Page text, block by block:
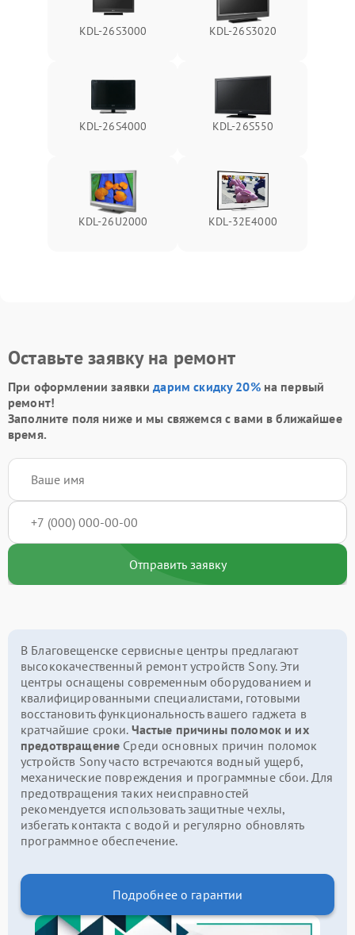
KDL-26S3000 KDL-26S3020
KDL-26S4000 KDL-26S550
KDL-26U2000 KDL-32E4000
Оставьте заявку на ремонт
При оформлении заявкидарим скидку 20%на первый
ремонт!
Заполните поля ниже и мы свяжемся с вами в ближайшее
время.
Отправить заявку
В Благовещенске сервисные центры предлагают
высококачественный ремонт устройств Sony. Эти
центры оснащены современным оборудованием и
квалифицированными специалистами, готовыми
восстановить функциональность вашего гаджета в
кратчайшие сроки. Частые причины поломок и их
предотвращение Среди основных причин поломок
устройств Sony часто встречаются водный ущерб,
механические повреждения и программные сбои. Для
предотвращения таких неисправностей
рекомендуется использовать защитные чехлы,
избегать контакта с водой и регулярно обновлять
программное обеспечение.
Подробнее о гарантии